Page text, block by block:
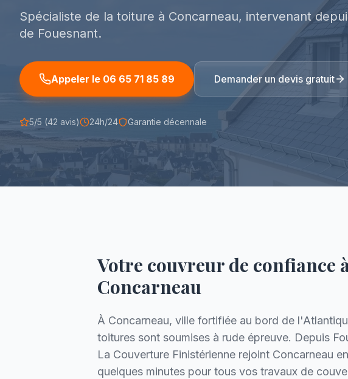
Spécialiste de la toiture à Concarneau, intervenant
de Fouesnant.
Appeler le 06 65 71 85 89 Demander un devis gratuit
5/5 (42 avis) 24h/24 Garantie décennale
Votre couvreur de confiance
Concarneau
À Concarneau, ville fortifiée au bord de
toitures sont soumises à rude épreuve. Depuis
La Couverture Finistérienne rejoint Concarneau en
quelques minutes pour tous vos travaux de